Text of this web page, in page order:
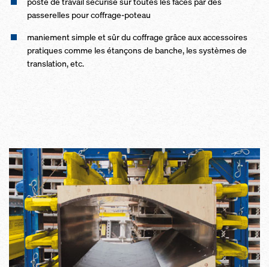
passerelles pour coffrage-poteau
maniement simple et sûr du coffrage grâce aux accessoires
pratiques comme les étançons de banche, les systèmes de
translation, etc.